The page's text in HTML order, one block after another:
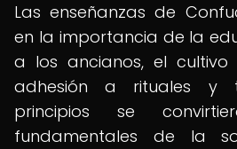
Las enseñanzas de
en la importancia de la
a los ancianos, el
adhesión a rituales y
principios se
fundamentales de la